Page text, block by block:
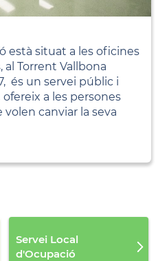
està situat a les oficines
al Torrent Vallbona
és un servei públic i
a les persones
canviar la seva
Servei Local
d'Ocupació